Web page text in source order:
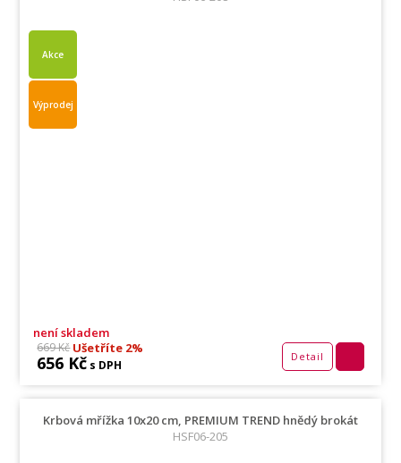
Akce
Výprodej
není skladem
669 KčUšetříte 2%
656 Kč s DPH
Detail
Krbová mřížka 10x20 cm, PREMIUM TREND hnědý brokát
HSF06-205